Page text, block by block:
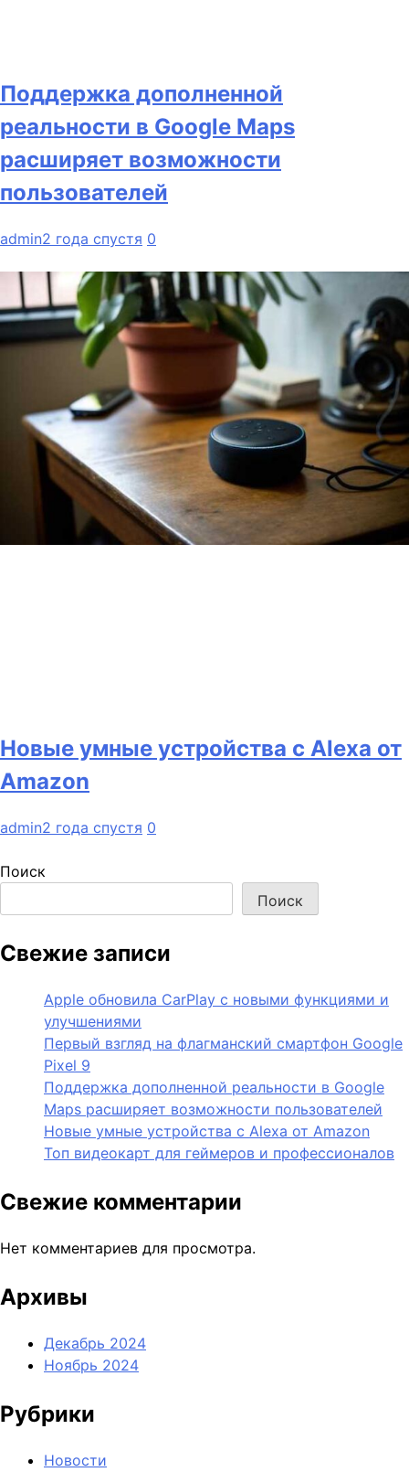
Поддержка дополненной
реальности в Google Maps
расширяет возможности
пользователей
admin2 года спустя 0
Новые умные устройства с Alexa от
Amazon
admin2 года спустя 0
Поиск
Поиск
Свежие записи
Apple обновила CarPlay с новыми функциями и
улучшениями
Первый взгляд на флагманский смартфон Google
Pixel 9
Поддержка дополненной реальности в Google
Maps расширяет возможности пользователей
Новые умные устройства с Alexa от Amazon
Топ видеокарт для геймеров и профессионалов
Свежие комментарии
Нет комментариев для просмотра.
Архивы
Декабрь 2024
Ноябрь 2024
Рубрики
Новости